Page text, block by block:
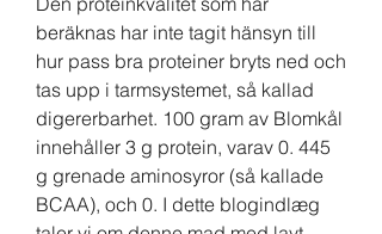
beräknas har inte tagit hänsyn till
hur pass bra proteiner bryts ned och
tas upp i tarmsystemet, så kallad
digererbarhet. 100 gram av Blomkål
innehåller 3 g protein, varav 0. 445
g grenade aminosyror (så kallade
BCAA), och 0. I dette blogindlæg